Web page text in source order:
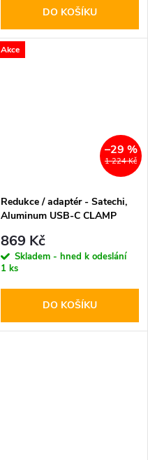
DO KOŠÍKU
Akce
1 224 Kč
–29 %
Redukce / adaptér - Satechi,
Aluminum USB-C CLAMP
869 Kč
Skladem - hned k odeslání
1 ks
DO KOŠÍKU